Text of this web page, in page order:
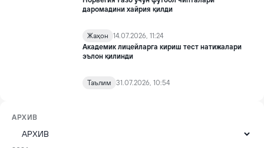
даромадини хайрия қилди
Жаҳон
14.07.2026, 11:24
Академик лицейларга кириш тест натижалари
эълон қилинди
Таълим 31.07.2026, 10:54
АРХИВ